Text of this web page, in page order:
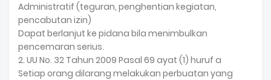
Administratif (teguran, penghentian kegiatan,
pencabutan izin)
Dapat berlanjut ke pidana bila menimbulkan
pencemaran serius.
2. UU No. 32 Tahun 2009 Pasal 69 ayat (1) huruf a
Setiap orang dilarang melakukan perbuatan yang